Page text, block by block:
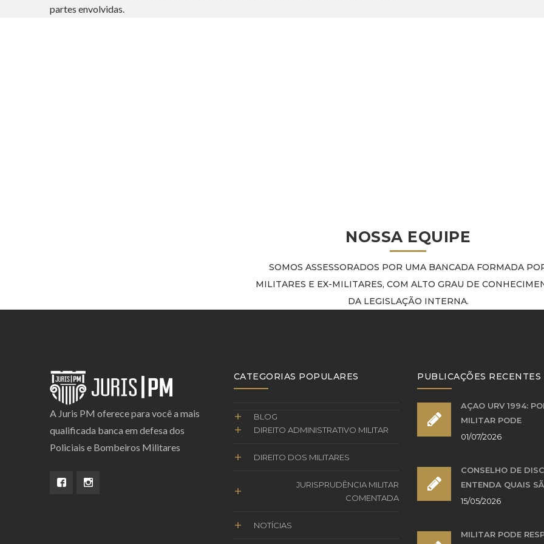
partes envolvidas.
NOSSA EQUIPE
SOMOS ASSESSORADOS POR UMA BANCADA FORMADA
MILITARES E EX-MILITARES, COM ALTO GRAU DE
DA LEGISLAÇÃO INTERNA.
A Juris PM oferece para você a mais
qualificada banca em defesa dos
Policiais e Bombeiros Militares
CATEGORIAS POPULARES
BLOG
DIREITO ADMINISTRATIVO MILITAR
DIREITO DOS MILITARES
JURISPRUDÊNCIA MILITAR
COMENTADA
NOTÍCIAS
PUBLICAÇÕES RECENTES
AÇÃO URV 1994:
MILITAR PODE
01/07/2026
CONSELHO DE
ENTENDA QUAIS SÃ
15/05/2026
MILITAR PODE